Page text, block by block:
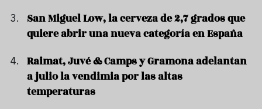
San Miguel Low, la cerveza de 2,7 grados que
quiere abrir una nueva categoría en España
Raimat, Juvé & Camps y Gramona adelantan
a julio la vendimia por las altas
temperaturas